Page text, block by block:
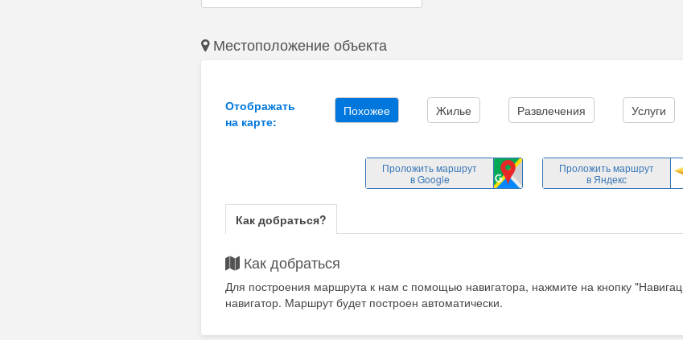
Местоположение объекта
Отображать
на карте:
Похожее Жилье Развлечения Услуги
Проложить маршрут
в Google
Проложить маршрут
в Яндекс
Как добраться?
Как добраться
Для построения маршрута к нам с помощью навигатора, нажмите на кнопку
навигатор. Маршрут будет построен автоматически.